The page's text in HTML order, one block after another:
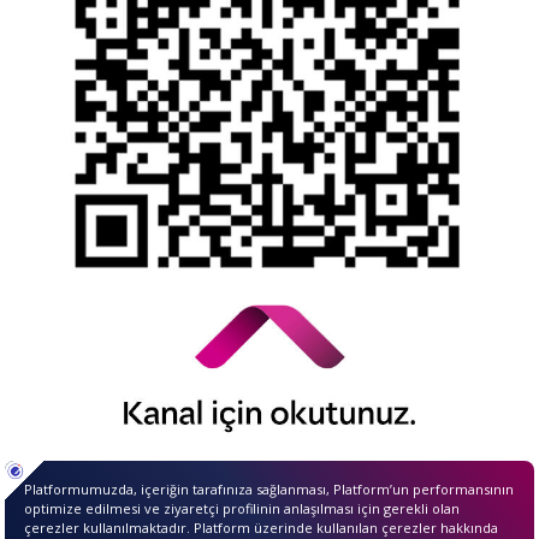
Kamuyu Aydınlatma Esaslarına İlişkin Duyuru
QNBiştirakidir.